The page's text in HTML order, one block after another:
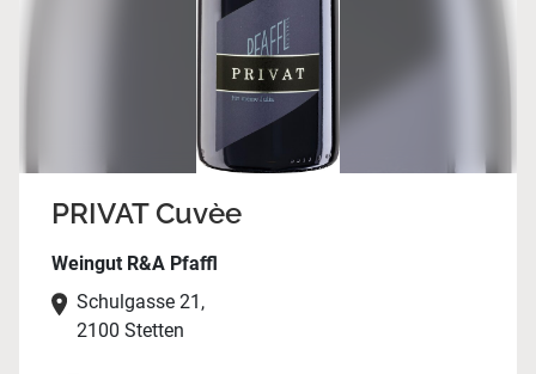
PRIVAT Cuvèe
Weingut R&A Pfaffl
Schulgasse 21,
2100 Stetten